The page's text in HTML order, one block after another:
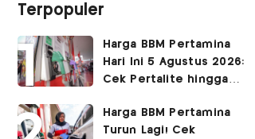
Terpopuler
Harga BBM Pertamina
Hari Ini 5 Agustus 2026:
Cek Pertalite hingga
Turun
Harga BBM Pertamina
Turun Lagi! Cek